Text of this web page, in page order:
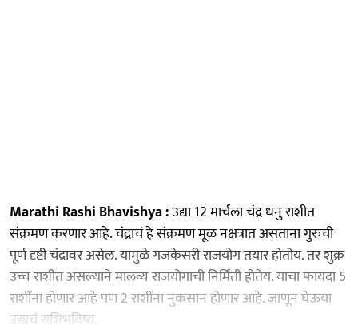
Marathi Rashi Bhavishya :उद्या 12 मार्चला चंद्र धनु राशीत
संक्रमण करणार आहे. चंद्राचं हे संक्रमण मूळ नक्षत्रात असताना गुरुची
पूर्ण दृष्टी चंद्रावर असेल. यामुळे गजकेसरी राजयोग तयार होतोय. तर शुक्र
उच्च राशीत असल्याने मालव्य राजयोगाची निर्मिती होतेय. याचा फायदा 5
राशींना होणार आहे पण 2 राशींना नुकसान होणार आहे. जाणून घेऊया
उद्याचं राशिभविष्य.